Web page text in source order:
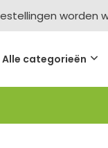
worden
Alle categorieën
-2,5%